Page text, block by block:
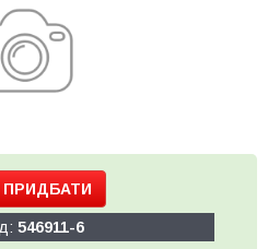
ПРИДБАТИ
546911-6